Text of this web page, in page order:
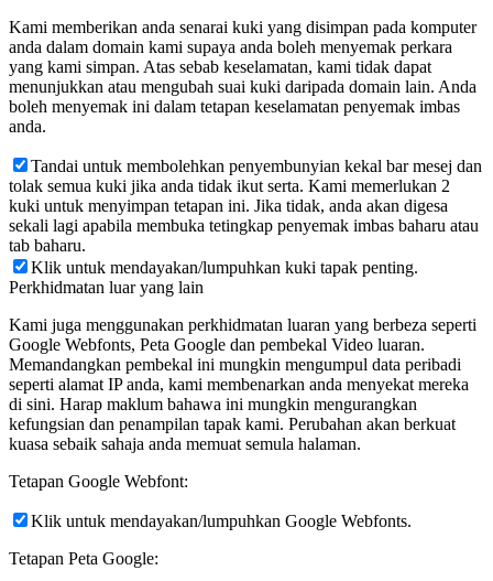
Kami memberikan anda senarai kuki yang disimpan pada komputer
anda dalam domain kami supaya anda boleh menyemak perkara
yang kami simpan. Atas sebab keselamatan, kami tidak dapat
menunjukkan atau mengubah suai kuki daripada domain lain. Anda
boleh menyemak ini dalam tetapan keselamatan penyemak imbas
anda.
Tandai untuk membolehkan penyembunyian kekal bar mesej dan
tolak semua kuki jika anda tidak ikut serta. Kami memerlukan 2
kuki untuk menyimpan tetapan ini. Jika tidak, anda akan digesa
sekali lagi apabila membuka tetingkap penyemak imbas baharu atau
tab baharu.
Klik untuk mendayakan/lumpuhkan kuki tapak penting.
Perkhidmatan luar yang lain
Kami juga menggunakan perkhidmatan luaran yang berbeza seperti
Google Webfonts, Peta Google dan pembekal Video luaran.
Memandangkan pembekal ini mungkin mengumpul data peribadi
seperti alamat IP anda, kami membenarkan anda menyekat mereka
di sini. Harap maklum bahawa ini mungkin mengurangkan
kefungsian dan penampilan tapak kami. Perubahan akan berkuat
kuasa sebaik sahaja anda memuat semula halaman.
Tetapan Google Webfont:
Klik untuk mendayakan/lumpuhkan Google Webfonts.
Tetapan Peta Google: